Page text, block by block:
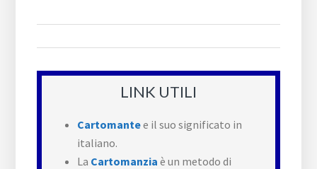
LINK UTILI
Cartomantee il suo significato in
italiano.
La Cartomanzia è un metodo di